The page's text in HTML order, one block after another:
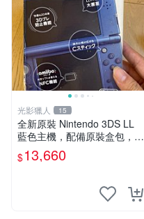
光影獵人 15
全新原裝 Nintendo 3DS LL
藍色主機，配備原裝盒包，螢
幕乾淨如新，按鍵順暢，支援
3D 與 NFC 技術，兼容 amiib
$13,660